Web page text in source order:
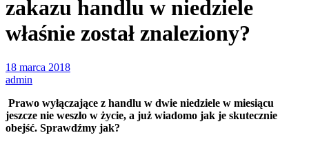
zakazu handlu w niedziele
właśnie został znaleziony?
18 marca 2018
admin
Prawo wyłączające z handlu w dwie niedziele w miesiącu
jeszcze nie weszło w życie, a już wiadomo jak je skutecznie
obejść. Sprawdźmy jak?